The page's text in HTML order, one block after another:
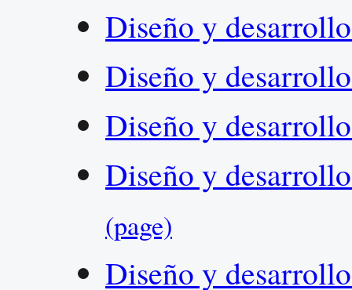
Diseño y
Diseño y
Diseño y
Diseño y
(page)
Diseño y